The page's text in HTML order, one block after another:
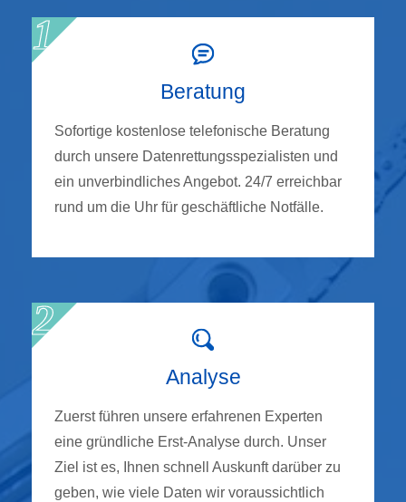
Beratung
Sofortige kostenlose telefonische Beratung
durch unsere Datenrettungsspezialisten und
ein unverbindliches Angebot. 24/7 erreichbar
rund um die Uhr für geschäftliche Notfälle.
Analyse
Zuerst führen unsere erfahrenen Experten
eine gründliche Erst-Analyse durch. Unser
Ziel ist es, Ihnen schnell Auskunft darüber zu
geben, wie viele Daten wir voraussichtlich